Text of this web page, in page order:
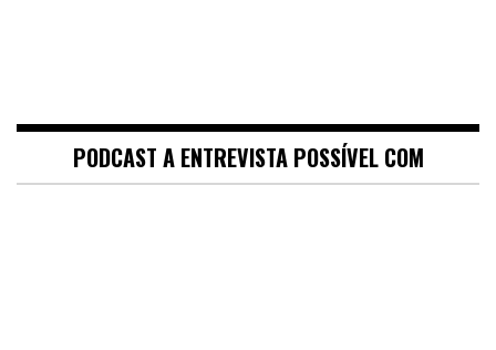
PODCAST A ENTREVISTA POSSÍVEL COM